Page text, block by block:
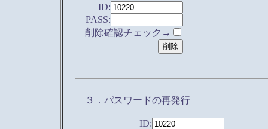
ID:
PASS:
削除確認チェック→
３．パスワードの再発行
ID: